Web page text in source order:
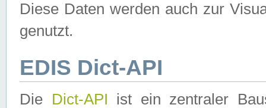
Diese Daten werden auch zur
genutzt.
EDIS Dict-API
Die Dict-API ist ein zentraler